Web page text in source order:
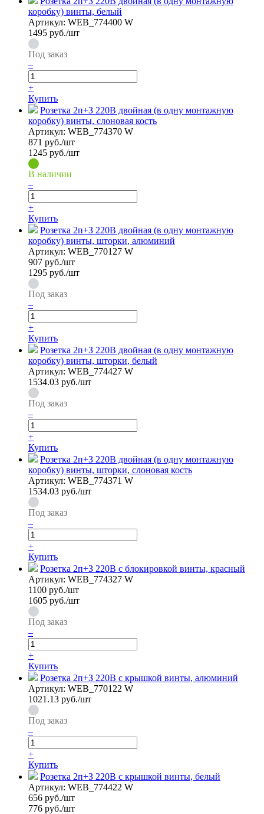
коробку) винты, белый
Артикул: WEB_774400 W
1495 руб./шт
Под заказ
–
+
Купить
Розетка 2п+З 220В двойная (в одну монтажную
коробку) винты, слоновая кость
Артикул: WEB_774370 W
871 руб./шт
1245 руб./шт
В наличии
–
+
Купить
Розетка 2п+З 220В двойная (в одну монтажную
коробку) винты, шторки, алюминий
Артикул: WEB_770127 W
907 руб./шт
1295 руб./шт
Под заказ
–
+
Купить
Розетка 2п+З 220В двойная (в одну монтажную
коробку) винты, шторки, белый
Артикул: WEB_774427 W
1534.03 руб./шт
Под заказ
–
+
Купить
Розетка 2п+З 220В двойная (в одну монтажную
коробку) винты, шторки, слоновая кость
Артикул: WEB_774371 W
1534.03 руб./шт
Под заказ
–
+
Купить
Розетка 2п+З 220В с блокировкой винты, красный
Артикул: WEB_774327 W
1100 руб./шт
1605 руб./шт
Под заказ
–
+
Купить
Розетка 2п+З 220В с крышкой винты, алюминий
Артикул: WEB_770122 W
1021.13 руб./шт
Под заказ
–
+
Купить
Розетка 2п+З 220В с крышкой винты, белый
Артикул: WEB_774422 W
656 руб./шт
776 руб./шт